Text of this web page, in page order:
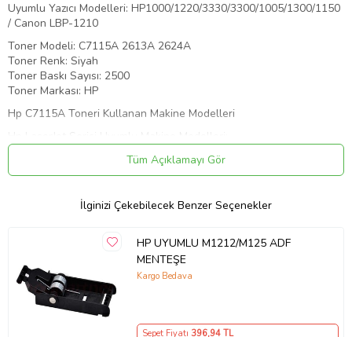
Uyumlu Yazıcı Modelleri: HP1000/1220/3330/3300/1005/1300/1150
/ Canon LBP-1210
Toner Modeli: C7115A 2613A 2624A
Toner Renk: Siyah
Toner Baskı Sayısı: 2500
Toner Markası: HP
Hp C7115A Toneri Kullanan Makine Modelleri
Hp Laserjet 1000 Muadil Toner, Hp Laserjet 1000w Muadil Toner,
Hp Laserjet 1005 Muadil Toner,
Hp Laserjet 1005w Muadil Toner, Hp Laserjet 1200 Muadil Toner,
Hp Laserjet 1200n Muadil Toner,
Hp Laserjet 1200se Muadil Toner, Hp Laserjet 1220 Muadil Toner,
Hp Laserjet 1220se Muadil Toner,
Hp Laserjet 3080 Muadil Toner, Hp Laserjet 3300 Muadil Toner, Hp
Laserjet 3300mfp Muadil Toner,
Hp Laserjet 3310 Muadil Toner, Hp Laserjet 3310mfp Muadil Toner,
Hp Laserjet 3320 Muadil Toner,
Tüm Açıklamayı Gör
İlginizi Çekebilecek Benzer Seçenekler
HP UYUMLU M1212/M125 ADF
MENTEŞE
Kargo Bedava
Sepet Fiyatı 396,94 TL